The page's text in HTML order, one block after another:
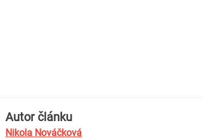
Autor článku
Nikola Nováčková